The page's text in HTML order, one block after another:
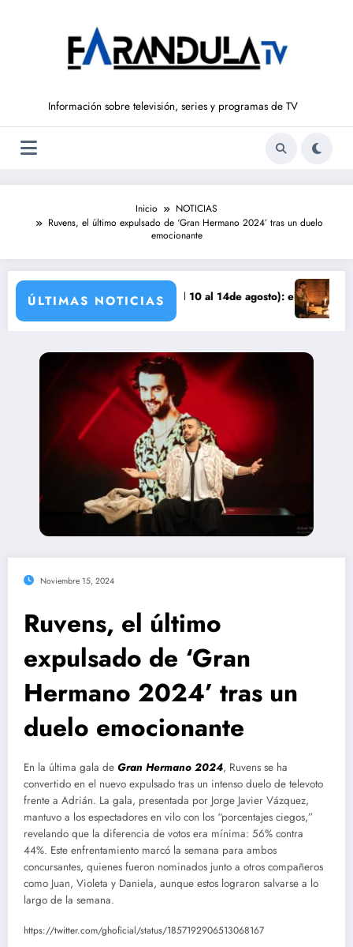
Información sobre televisión, series y programas de TV
Inicio
NOTICIAS
Ruvens, el último expulsado de ‘Gran Hermano 2024’ tras un duelo
emocionante
ÚLTIMAS NOTICIAS
DE LIBERTAD’ (del 10 al 14de agosto): el secreto de Tasio
Avance
Noviembre 15, 2024
Ruvens, el último
expulsado de ‘Gran
Hermano 2024’ tras un
duelo emocionante
En la última gala de Gran Hermano 2024, Ruvens se ha
convertido en el nuevo expulsado tras un intenso duelo de televoto
frente a Adrián. La gala, presentada por Jorge Javier Vázquez,
mantuvo a los espectadores en vilo con los “porcentajes ciegos,”
revelando que la diferencia de votos era mínima: 56% contra
44%. Este enfrentamiento marcó la semana para ambos
concursantes, quienes fueron nominados junto a otros compañeros
como Juan, Violeta y Daniela, aunque estos lograron salvarse a lo
largo de la semana.
https://twitter.com/ghoficial/status/1857192906513068167